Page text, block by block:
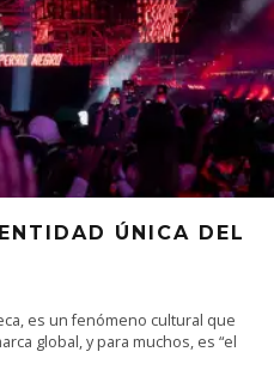
ÚNICA DEL
es un fenómeno cultural que
global, y para muchos, es “el